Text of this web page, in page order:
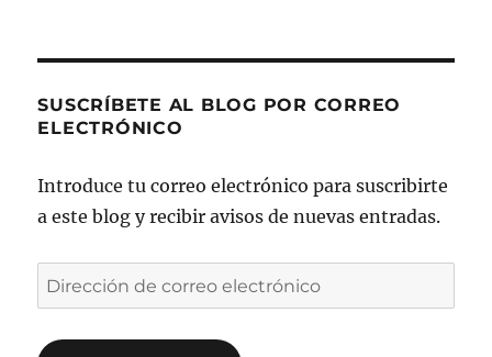
SUSCRÍBETE AL BLOG POR CORREO
ELECTRÓNICO
Introduce tu correo electrónico para suscribirte
a este blog y recibir avisos de nuevas entradas.
Dirección
de
correo